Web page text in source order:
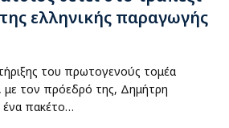
ελληνικής παραγωγής
του πρωτογενούς τομέα
με τον πρόεδρό της, Δημήτρη
ένα πακέτο…